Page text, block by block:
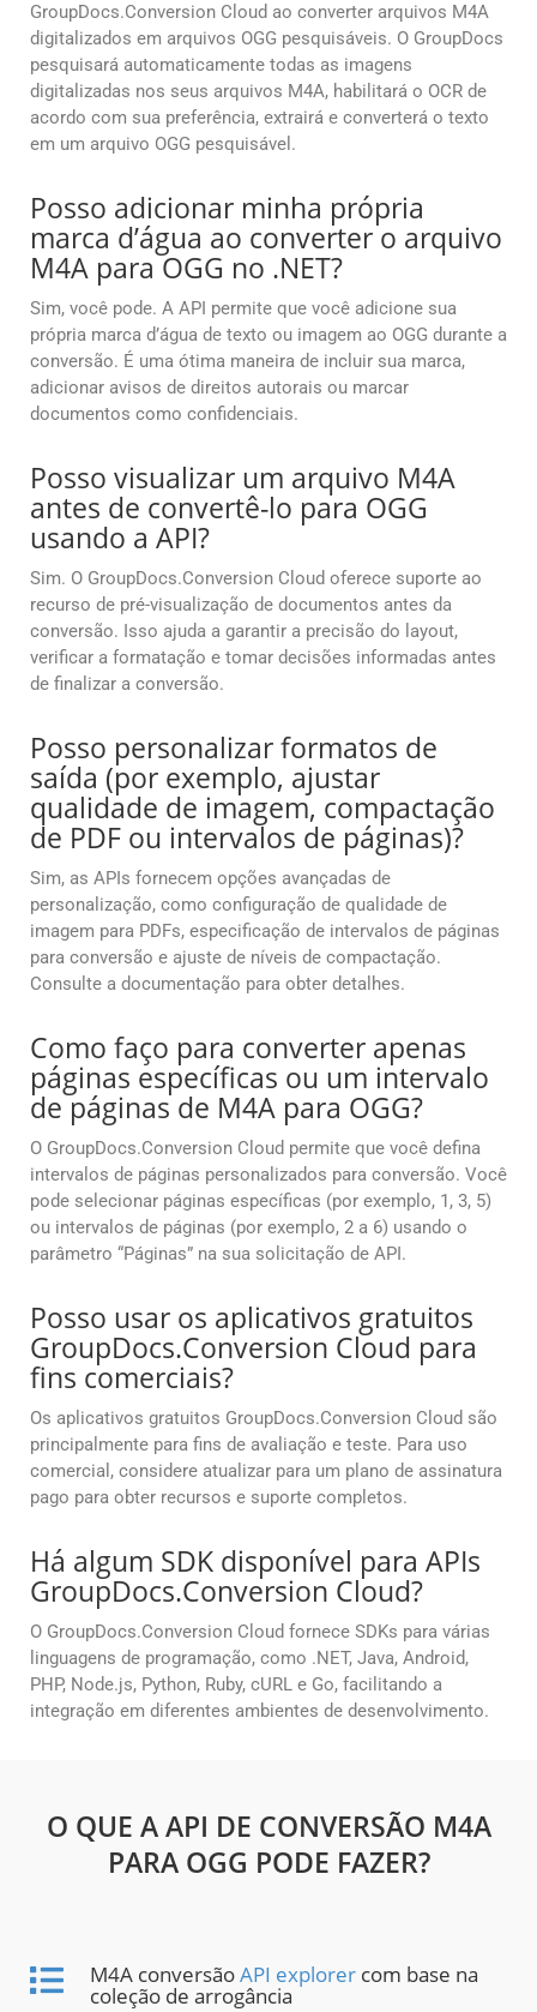
GroupDocs.Conversion Cloud ao converter arquivos M4A
digitalizados em arquivos OGG pesquisáveis. O GroupDocs
pesquisará automaticamente todas as imagens
digitalizadas nos seus arquivos M4A, habilitará o OCR de
acordo com sua preferência, extrairá e converterá o texto
em um arquivo OGG pesquisável.
Posso adicionar minha própria
marca d’água ao converter o arquivo
M4A para OGG no .NET?
Sim, você pode. A API permite que você adicione sua
própria marca d’água de texto ou imagem ao OGG durante a
conversão. É uma ótima maneira de incluir sua marca,
adicionar avisos de direitos autorais ou marcar
documentos como confidenciais.
Posso visualizar um arquivo M4A
antes de convertê-lo para OGG
usando a API?
Sim. O GroupDocs.Conversion Cloud oferece suporte ao
recurso de pré-visualização de documentos antes da
conversão. Isso ajuda a garantir a precisão do layout,
verificar a formatação e tomar decisões informadas antes
de finalizar a conversão.
Posso personalizar formatos de
saída (por exemplo, ajustar
qualidade de imagem, compactação
de PDF ou intervalos de páginas)?
Sim, as APIs fornecem opções avançadas de
personalização, como configuração de qualidade de
imagem para PDFs, especificação de intervalos de páginas
para conversão e ajuste de níveis de compactação.
Consulte a documentação para obter detalhes.
Como faço para converter apenas
páginas específicas ou um intervalo
de páginas de M4A para OGG?
O GroupDocs.Conversion Cloud permite que você defina
intervalos de páginas personalizados para conversão. Você
pode selecionar páginas específicas (por exemplo, 1, 3, 5)
ou intervalos de páginas (por exemplo, 2 a 6) usando o
parâmetro “Páginas” na sua solicitação de API.
Posso usar os aplicativos gratuitos
GroupDocs.Conversion Cloud para
fins comerciais?
Os aplicativos gratuitos GroupDocs.Conversion Cloud são
principalmente para fins de avaliação e teste. Para uso
comercial, considere atualizar para um plano de assinatura
pago para obter recursos e suporte completos.
Há algum SDK disponível para APIs
GroupDocs.Conversion Cloud?
O GroupDocs.Conversion Cloud fornece SDKs para várias
linguagens de programação, como .NET, Java, Android,
PHP, Node.js, Python, Ruby, cURL e Go, facilitando a
integração em diferentes ambientes de desenvolvimento.
O QUE A API DE CONVERSÃO M4A
PARA OGG PODE FAZER?
M4A conversãoAPI explorer com base na
coleção de arrogância